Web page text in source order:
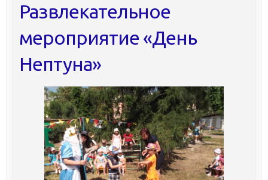
Развлекательное
мероприятие «День
Нептуна»